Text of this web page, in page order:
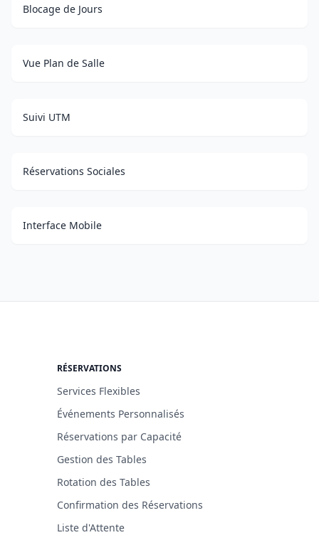
Blocage de Jours
Vue Plan de Salle
Suivi UTM
Réservations Sociales
Interface Mobile
RÉSERVATIONS
Services Flexibles
Événements Personnalisés
Réservations par Capacité
Gestion des Tables
Rotation des Tables
Confirmation des Réservations
Liste d'Attente